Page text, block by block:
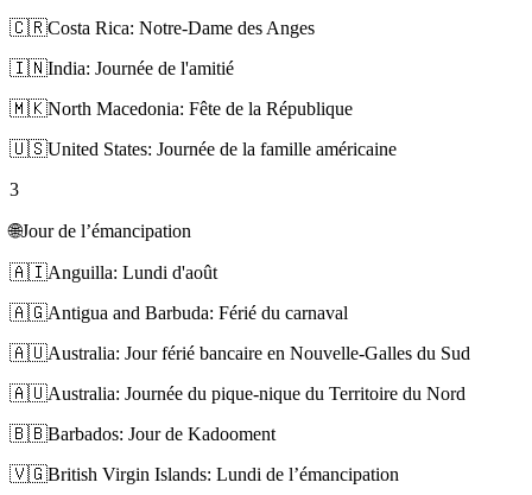
🇨🇷Costa Rica: Notre-Dame des Anges
🇮🇳India: Journée de l'amitié
🇲🇰North Macedonia: Fête de la République
🇺🇸United States: Journée de la famille américaine
3
🌐Jour de l’émancipation
🇦🇮Anguilla: Lundi d'août
🇦🇬Antigua and Barbuda: Férié du carnaval
🇦🇺Australia: Jour férié bancaire en Nouvelle-Galles du Sud
🇦🇺Australia: Journée du pique-nique du Territoire du Nord
🇧🇧Barbados: Jour de Kadooment
🇻🇬British Virgin Islands: Lundi de l’émancipation